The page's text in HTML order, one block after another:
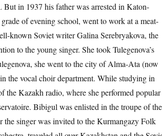
in 1937 his father was arrested in Katon-
of evening school, went to work at a meat-
known Soviet writer Galina Serebryakova, the
to the young singer. She took Tulegenova’s
she went to the city of Alma-Ata (now
the vocal choir department. While studying in
the Kazakh radio, where she performed popular
Bibigul was enlisted in the troupe of the
the singer was invited to the Kurmangazy Folk